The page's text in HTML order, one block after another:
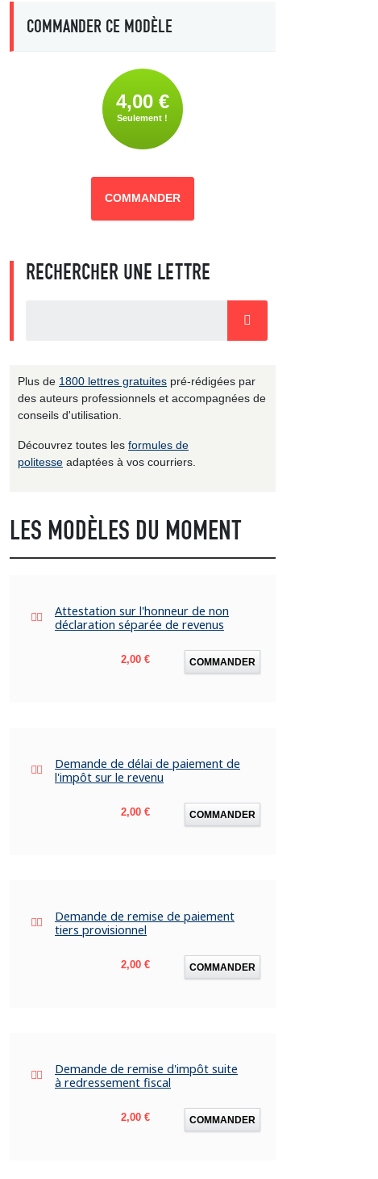
COMMANDER CE MODÈLE
4,00 €
Seulement !
COMMANDER
RECHERCHER UNE LETTRE
Plus de 1800 lettres gratuites pré-rédigées par
des auteurs professionnels et accompagnées de
conseils d'utilisation.
Découvrez toutes les formules de
politesse adaptées à vos courriers.
LES MODÈLES DU MOMENT
Attestation sur l'honneur de non
déclaration séparée de revenus
Prix
2,00 € COMMANDER
Demande de délai de paiement de
l'impôt sur le revenu
Prix
2,00 € COMMANDER
Demande de remise de paiement
tiers provisionnel
Prix
2,00 € COMMANDER
Demande de remise d'impôt suite
à redressement fiscal
Prix
2,00 € COMMANDER